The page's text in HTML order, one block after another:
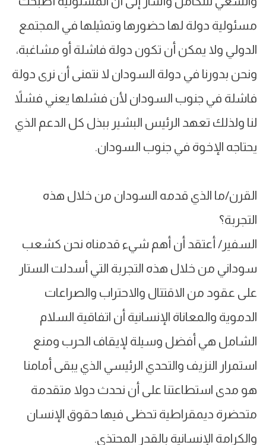
مسئولية دولة لها حضورها وتمثيلها في المجتمع
الدولي ولا يمكن أن تكون دولة فاشلة أو مشاغبة،
ونحن بدورنا في دولة السودان لا نتمنى أن نرى دولة
فاشلة في جنوب السودان لأن فشلها يعني فشلاً
لنا ولذلك تعهد الرئيس البشير ببذل كل الدعم الذي
يحتاجه الإخوة في جنوب السودان.
القرن/ما الذي قدمه السودان من خلال هذه
التجربة؟
السفير/ أعتقد أن أهم شيء قدمناه نحن كشعب
سوداني من خلال هذه التجربة التي أسدلت الستار
على عقود من الاقتتال والاحتراب والصراعات
الدموية والمعاناة الإنسانية أن اتفاقية السلام
الشامل هي أفضل وسيلة لإيقاف الحرب ومنع
استمرار النزيف والتحدي الرئيسي الذي يبقى أمامنا
هو مدى استطاعتنا على أن نحدث دولا متقدمة
متحضرة ديمقراطية تحظى فيها حقوق الإنسان
والكرامة الإنسانية بالقدر المحتذى.